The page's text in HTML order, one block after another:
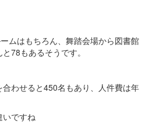
ムはもちろん、舞踏会場から図書館
78もあるそうです。
わせると450名もあり、人件費は年
いですね